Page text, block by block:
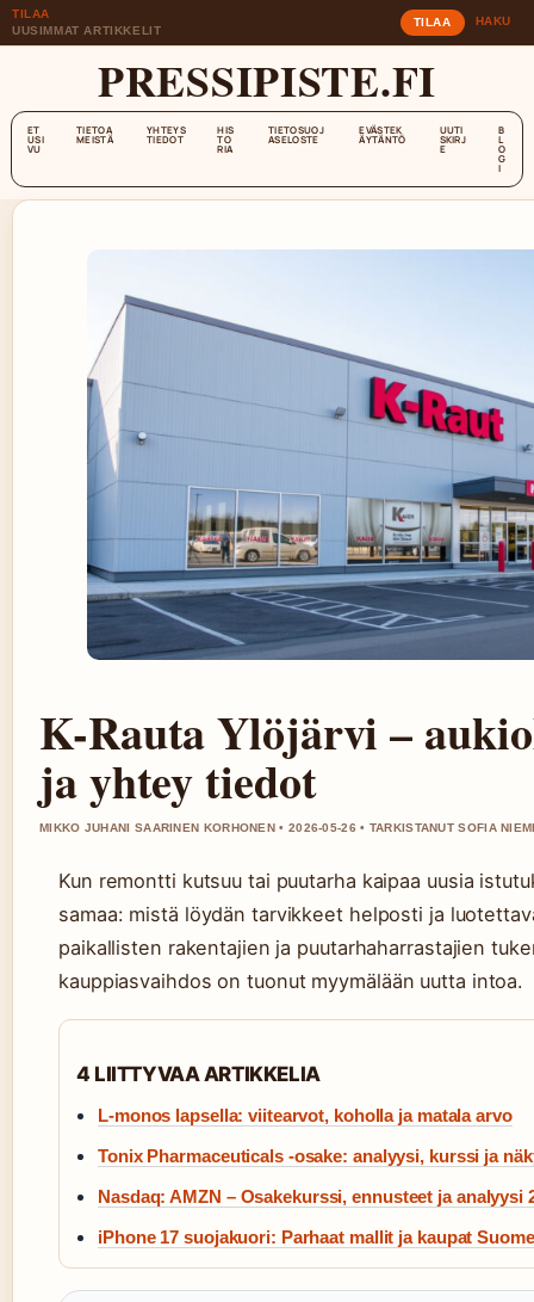
TILAA
UUSIMMAT ARTIKKELIT
TILAA HAKU
PRESSIPISTE.FI
ET
USI
VU
TIETOA
MEISTÄ
YHTEYS
TIEDOT
HIS
TO
RIA
TIETOSUOJ
ASELOSTE
EVÄSTEK
ÄYTÄNTÖ
UUTI
SKIRJ
E
B
L
O
G
I
K-Rauta Ylöjärvi –
ja yhtey tiedot
MIKKO JUHANI SAARINEN KORHONEN • 2026-05-26 • TARKISTANUT SOFIA
Kun remontti kutsuu tai puutarha kaipaa uusia
samaa: mistä löydän tarvikkeet helposti ja
paikallisten rakentajien ja puutarhaharrastajien
kauppiasvaihdos on tuonut myymälään uutta intoa.
4 LIITTYVAA ARTIKKELIA
L-monos lapsella: viitearvot, koholla ja matala arvo
Tonix Pharmaceuticals -osake: analyysi, kurssi ja
Nasdaq: AMZN – Osakekurssi, ennusteet ja analyysi
iPhone 17 suojakuori: Parhaat mallit ja kaupat